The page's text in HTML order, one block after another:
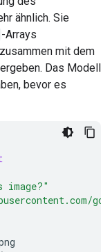
bonding.
possible
interpreted in
Common Answer)
for water is:
**Hydrogen**.
ähnlich. Sie
-Arrays
mit dem
Das Modell
bevor es
image?"